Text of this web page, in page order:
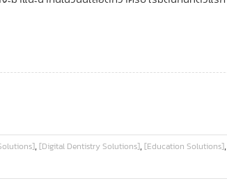
,[Digital Dentistry Solutions],[Education Solutions],